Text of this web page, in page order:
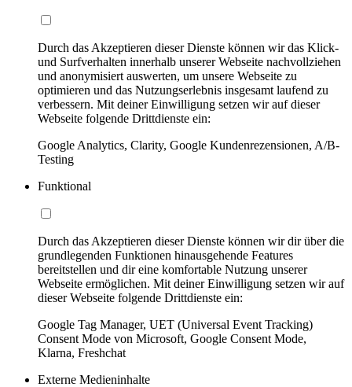
Durch das Akzeptieren dieser Dienste können wir das Klick-
und Surfverhalten innerhalb unserer Webseite nachvollziehen
und anonymisiert auswerten, um unsere Webseite zu
optimieren und das Nutzungserlebnis insgesamt laufend zu
verbessern. Mit deiner Einwilligung setzen wir auf dieser
Webseite folgende Drittdienste ein:
Google Analytics, Clarity, Google Kundenrezensionen, A/B-
Testing
Funktional
Durch das Akzeptieren dieser Dienste können wir dir über die
grundlegenden Funktionen hinausgehende Features
bereitstellen und dir eine komfortable Nutzung unserer
Webseite ermöglichen. Mit deiner Einwilligung setzen wir auf
dieser Webseite folgende Drittdienste ein:
Google Tag Manager, UET (Universal Event Tracking)
Consent Mode von Microsoft, Google Consent Mode,
Klarna, Freshchat
Externe Medieninhalte